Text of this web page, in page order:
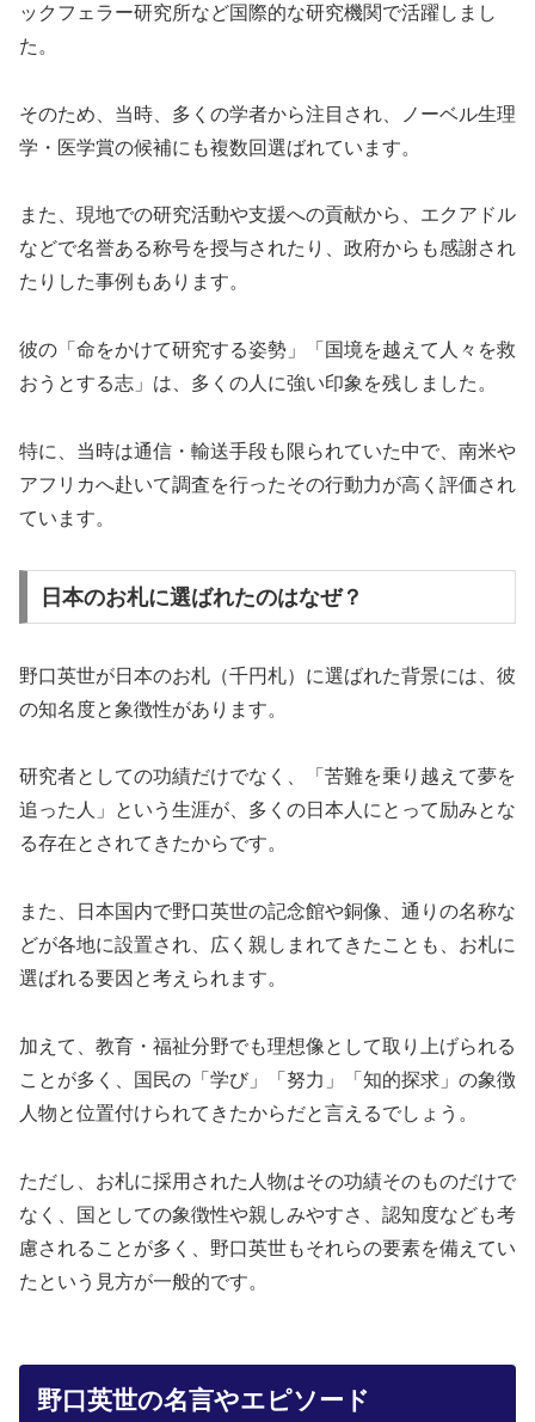
ックフェラー研究所など国際的な研究機関で活躍しまし
た。
そのため、当時、多くの学者から注目され、ノーベル生理
学・医学賞の候補にも複数回選ばれています。
また、現地での研究活動や支援への貢献から、エクアドル
などで名誉ある称号を授与されたり、政府からも感謝され
たりした事例もあります。
彼の「命をかけて研究する姿勢」「国境を越えて人々を救
おうとする志」は、多くの人に強い印象を残しました。
特に、当時は通信・輸送手段も限られていた中で、南米や
アフリカへ赴いて調査を行ったその行動力が高く評価され
ています。
日本のお札に選ばれたのはなぜ？
野口英世が日本のお札（千円札）に選ばれた背景には、彼
の知名度と象徴性があります。
研究者としての功績だけでなく、「苦難を乗り越えて夢を
追った人」という生涯が、多くの日本人にとって励みとな
る存在とされてきたからです。
また、日本国内で野口英世の記念館や銅像、通りの名称な
どが各地に設置され、広く親しまれてきたことも、お札に
選ばれる要因と考えられます。
加えて、教育・福祉分野でも理想像として取り上げられる
ことが多く、国民の「学び」「努力」「知的探求」の象徴
人物と位置付けられてきたからだと言えるでしょう。
ただし、お札に採用された人物はその功績そのものだけで
なく、国としての象徴性や親しみやすさ、認知度なども考
慮されることが多く、野口英世もそれらの要素を備えてい
たという見方が一般的です。
野口英世の名言やエピソード